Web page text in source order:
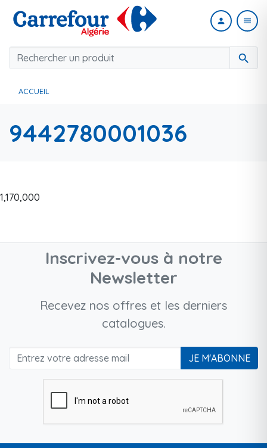
search
person menu
ACCUEIL
9442780001036
1,170,000
Inscrivez-vous à notre
Newsletter
Recevez nos offres et les derniers
catalogues.
JE M'ABONNE